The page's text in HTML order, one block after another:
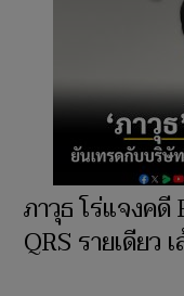
ภาวุธ โร่แจงค
QRS รายเดียว